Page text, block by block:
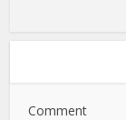
Comment